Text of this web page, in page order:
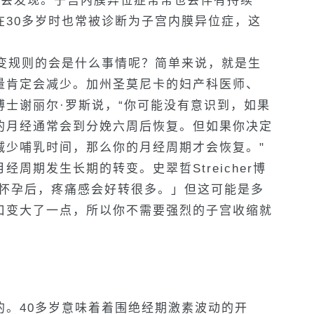
多岁时也常被诊断为子宫内膜异位症，这
规则的会是什么事情呢？简单来说，就是生
定会减少。加州圣莫尼卡的妇产科医师、
谢丽尔·罗斯说，“你可能没有意识到，如果
经通常会到分娩六周后恢复。但如果你决定
哺乳时间，那么你的月经周期才会恢复。"
经周期发生长期的转变。史翠哲Streicher博
孕后，疼痛感会好转很多。」但这可能是多
大了一点，所以你不需要强烈的子宫收缩就
40多岁意味着着围绝经期激素波动的开